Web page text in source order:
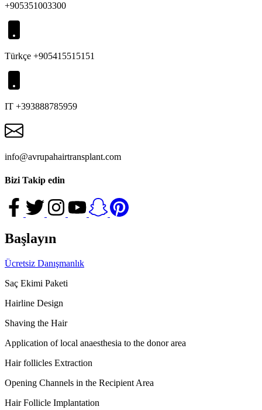
+905351003300
Türkçe +905415515151
IT +393888785959
info@avrupahairtransplant.com
Bizi Takip edin
Başlayın
Ücretsiz Danışmanlık
Saç Ekimi Paketi
Hairline Design
Shaving the Hair
Application of local anaesthesia to the donor area
Hair follicles Extraction
Opening Channels in the Recipient Area
Hair Follicle Implantation